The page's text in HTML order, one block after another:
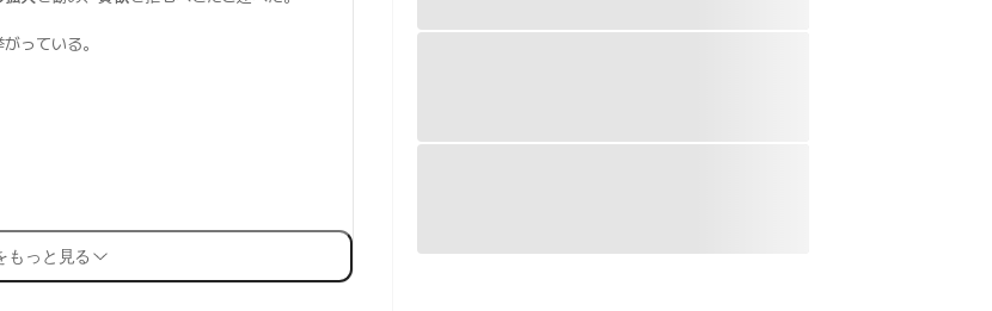
っている。
もっと見る